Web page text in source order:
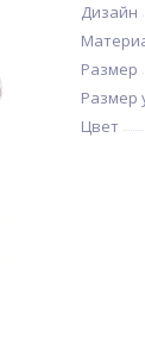
Дизайн
Размер
Размер
Цвет